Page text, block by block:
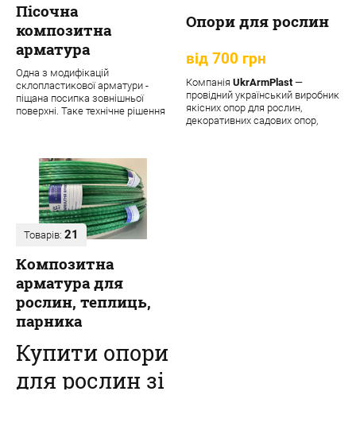
Пісочна
композитна
арматура
Одна з модифікацій
склопластикової арматури -
піщана посипка зовнішньої
поверхні. Таке технічне рішення
Опори для рослин
від 700 грн
Компанія UkrArmPlast—
провідний український виробник
якісних опор для рослин,
декоративних садових опор,
Товарів: 21
Композитна
арматура для
рослин, теплиць,
парника
Купити опори
для рослин зі